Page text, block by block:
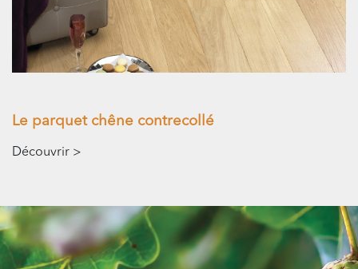
Le parquet chêne contrecollé
Découvrir >